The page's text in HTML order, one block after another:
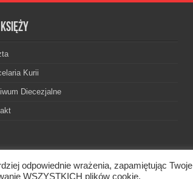
Kurii
Diecezjalne
prawa zastrzeżone.
odpowiednie wrażenia, zapamiętując Twoje
WSZYSTKICH plików cookie.